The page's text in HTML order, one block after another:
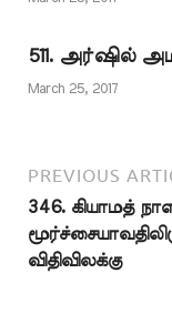
511. அர்ஷில்
March 25, 2017
PREVIOUS
346. கியாமத்
விதிவிலக்கு